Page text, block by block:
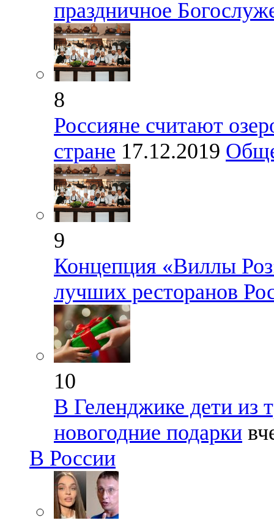
праздничное
8
Россияне считают
стране 17.12.2019
9
Концепция «Виллы
лучших ресторанов
10
В Геленджике дети из
новогодние подарки
В России